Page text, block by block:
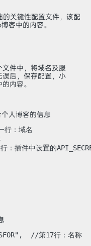
的关键性配置文件，该配
客中的内容。
件中，将域名及服
后，保存配置，小
内容。
人博客的信息
：域名
件中设置的
//第17行：名称